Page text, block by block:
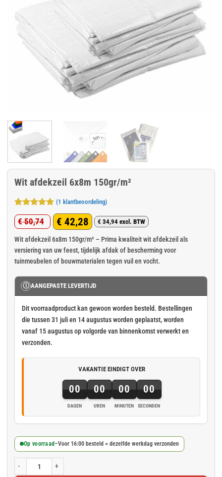
Wit afdekzeil 6x8m 150gr/m²
Gewaardeerd
5op 5
gebaseerd
op
1
klant
(1 klantbeoordeling)
€50,74
Oorspronkelijke
prijs
was:
€ 42,28
Huidige
prijs
is:
€ 34,94excl. BTW
Wit afdekzeil 6x8m 150gr/m² – Prima kwaliteit wit afdekzeil als
versiering van uw feest, tijdelijk afdak of bescherming voor
tuinmeubelen of bouwmaterialen tegen vuil en vocht.
Ⓘ AANGEPASTE LEVERTIJD
Dit voorraadproduct kan gewoon worden besteld. Bestellingen
die tussen 31 juli en 14 augustus worden geplaatst, worden
vanaf 15 augustus op volgorde van binnenkomst verwerkt en
verzonden.
VAKANTIE EINDIGT OVER
00
DAGEN
00
UREN
00
MINUTEN
00
SECONDEN
Op voorraad –Voor 16:00 besteld = dezelfde werkdag verzonden
Wit afdekzeil 6x8m 150gr/m² aantal